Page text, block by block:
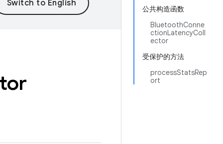
公共构造函数
BluetoothConne
ctionLatencyColl
ector
受保护的方法
processStatsRep
ort